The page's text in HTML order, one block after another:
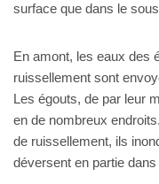
surface que dans le
En amont, les eaux des
ruissellement sont
Les égouts, de par leur
en de nombreux
de ruissellement, ils
déversent en partie